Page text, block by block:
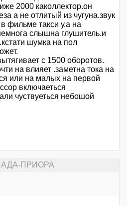
2000 каколлектор.он
а не отлитый из чугуна.звук
фильме такси у.а на
слышна глушитель.и
шумка на пол
с 1500 оборотов.
на влияет .заметна тока на
или на малых на первой
включаеться
чуствуеться небошой
ЛАДА-ПРИОРА